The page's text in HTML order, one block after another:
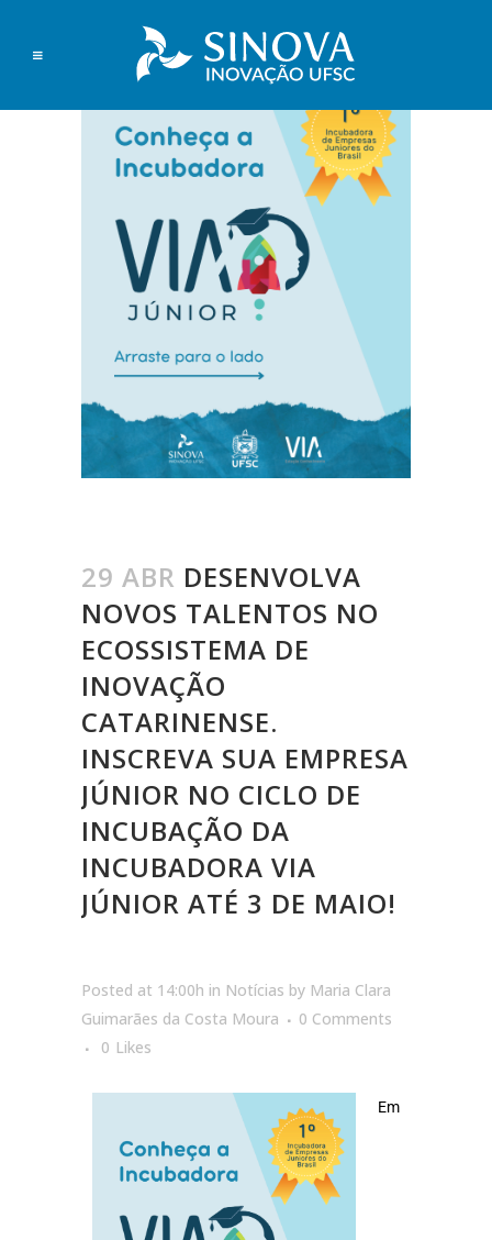
29 ABR DESENVOLVA
NOVOS TALENTOS NO
ECOSSISTEMA DE
INOVAÇÃO
CATARINENSE.
INSCREVA SUA EMPRESA
JÚNIOR NO CICLO DE
INCUBAÇÃO DA
INCUBADORA VIA
JÚNIOR ATÉ 3 DE MAIO!
Posted at 14:00h in Notícias by Maria Clara
Guimarães da Costa Moura
0 Comments
0 Likes
Em